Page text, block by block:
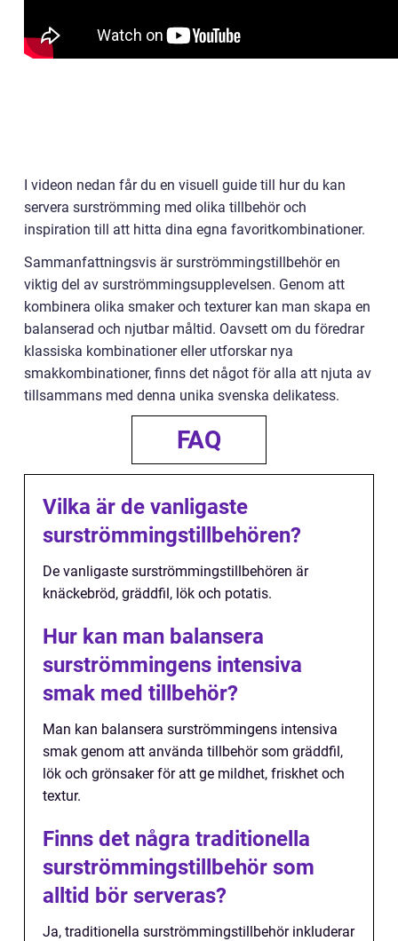
I videon nedan får du en visuell guide till hur du kan
servera surströmming med olika tillbehör och
inspiration till att hitta dina egna favoritkombinationer.
Sammanfattningsvis är surströmmingstillbehör en
viktig del av surströmmingsupplevelsen. Genom att
kombinera olika smaker och texturer kan man skapa en
balanserad och njutbar måltid. Oavsett om du föredrar
klassiska kombinationer eller utforskar nya
smakkombinationer, finns det något för alla att njuta av
tillsammans med denna unika svenska delikatess.
FAQ
Vilka är de vanligaste
surströmmingstillbehören?
De vanligaste surströmmingstillbehören är
knäckebröd, gräddfil, lök och potatis.
Hur kan man balansera
surströmmingens intensiva
smak med tillbehör?
Man kan balansera surströmmingens intensiva
smak genom att använda tillbehör som gräddfil,
lök och grönsaker för att ge mildhet, friskhet och
textur.
Finns det några traditionella
surströmmingstillbehör som
alltid bör serveras?
Ja, traditionella surströmmingstillbehör inkluderar